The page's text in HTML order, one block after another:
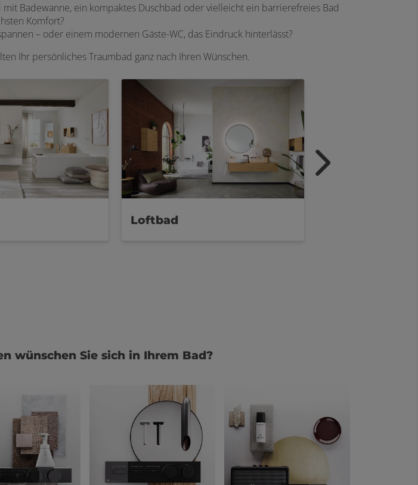
Badewanne, ein kompaktes Duschbad oder vielleicht ein barrierefreies Bad
Komfort?
– oder einem modernen Gäste-WC, das Eindruck hinterlässt?
Ihr persönliches Traumbad ganz nach Ihren Wünschen.
Loftbad
wünschen Sie sich in Ihrem Bad?